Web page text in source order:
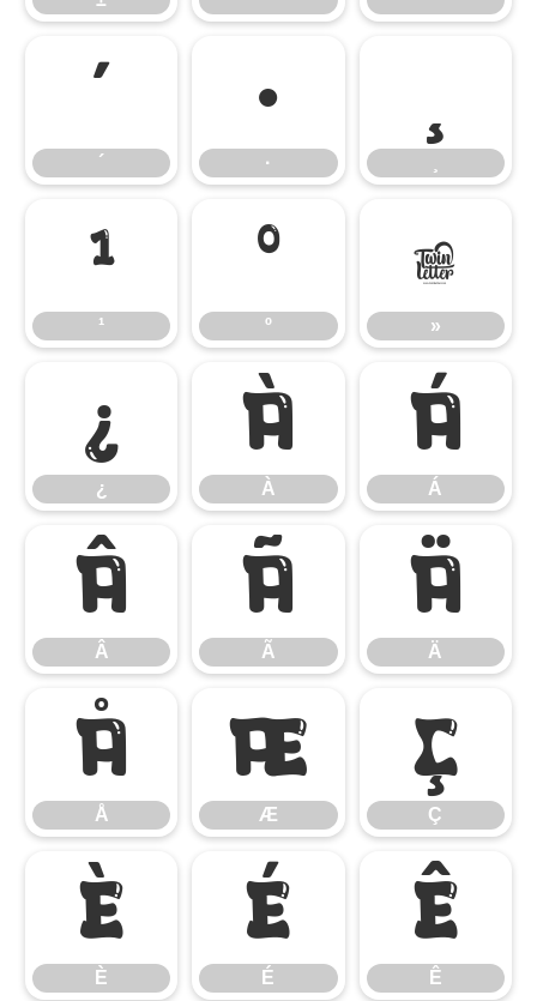
´
´
·
·
¸
¹
¹
º
º
»
»
¿
¿
À
À
Á
Á
Â
Â
Ã
Ã
Ä
Ä
Å
Å
Æ
Æ
Ç
Ç
È
È
É
É
Ê
Ê